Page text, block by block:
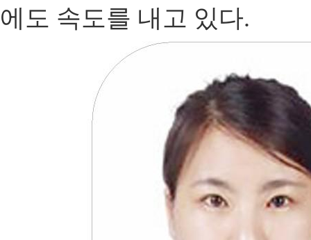
에도 속도를 내고 있다.